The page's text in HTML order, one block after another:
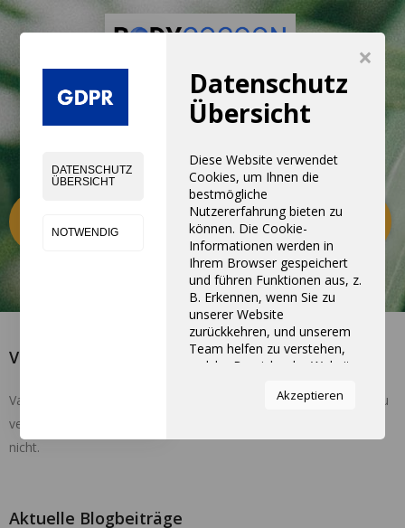
×
DATENSCHUTZ
ÜBERSICHT
NOTWENDIG
Datenschutz
Übersicht
Diese Website verwendet
Cookies, um Ihnen die
bestmögliche
Nutzererfahrung bieten zu
können. Die Cookie-
Informationen werden in
Ihrem Browser gespeichert
und führen Funktionen aus, z.
B. Erkennen, wenn Sie zu
unserer Website
zurückkehren, und unserem
Team helfen zu verstehen,
welche Bereiche der Website
nützlichsten finden.
Sie können durch die
Akzeptieren
Vacuslim48
Vacuslim48, die Vakuum-Vakuum-Technik, um schnell Gewicht zu
verlieren, zusätzlich oder nicht zu anderen Technologien oder
nicht.
Aktuelle Blogbeiträge